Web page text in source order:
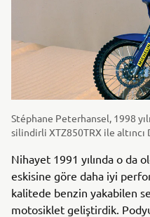
Stéphane Peterhansel, 1998
silindirli XTZ850TRX ile altıncı
Nihayet 1991 yılında o da
eskisine göre daha iyi
kalitede benzin yakabilen
motosiklet geliştirdik.